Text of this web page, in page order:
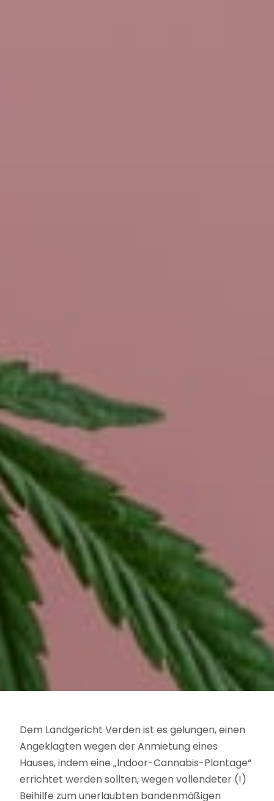
Dem Landgericht Verden ist es gelungen, einen
Angeklagten wegen der Anmietung eines
Hauses, indem eine „Indoor-Cannabis-Plantage“
errichtet werden sollten, wegen vollendeter (!)
Beihilfe zum unerlaubten bandenmäßigen